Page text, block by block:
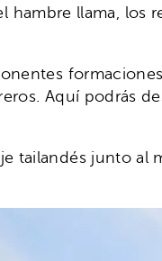
hambre llama, los
Aquí podrás
tailandés junto al